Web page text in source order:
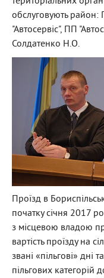
обслуговують район:
"Автосервіс", ПП
Солдатенко Н.О.
Проїзд в
початку січня 2017
з місцевою владою
вартість проїзду на
звані «пільгові» дні
пільгових категорій